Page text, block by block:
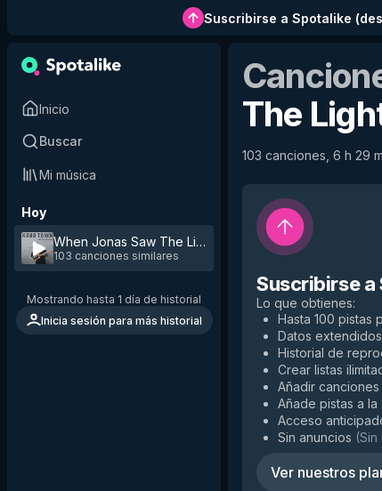
Suscribirse a Spotalike (
Inicio
Buscar
Mi música
Hoy
When Jonas Saw The Light
Kobo Town
103 canciones similares
Mostrando hasta 1 día de historial
Inicia sesión para más historial
The
103 canciones, 6 h 29
Suscribirse a
Lo que obtienes:
Hasta 100 pistas
Datos
Historial de
Crear listas
Añadir canciones
Añade pistas a
Acceso
Sin anuncios (Sin
Ver nuestros